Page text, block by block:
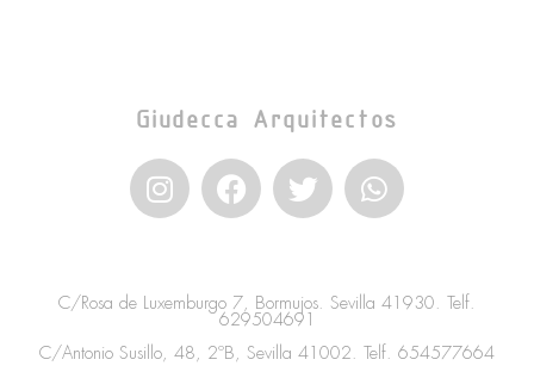
Giudecca Arquitectos
I
n
a
g
r
F
a
b
o
o
T
w
t
e
r
W
h
s
a
p
C/Rosa de Luxemburgo 7, Bormujos. Sevilla 41930. Telf.
629504691
C/Antonio Susillo, 48, 2ºB, Sevilla 41002. Telf. 654577664